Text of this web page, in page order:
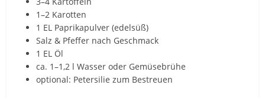
1–2 Karotten
1 EL Paprikapulver (edelsüß)
Salz & Pfeffer nach Geschmack
1 EL Öl
ca. 1–1,2 l Wasser oder Gemüsebrühe
optional: Petersilie zum Bestreuen